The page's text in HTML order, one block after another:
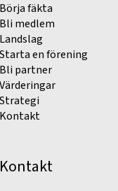
Börja fäkta
Bli medlem
Landslag
Starta en förening
Bli partner
Värderingar
Strategi
Kontakt
Kontakt